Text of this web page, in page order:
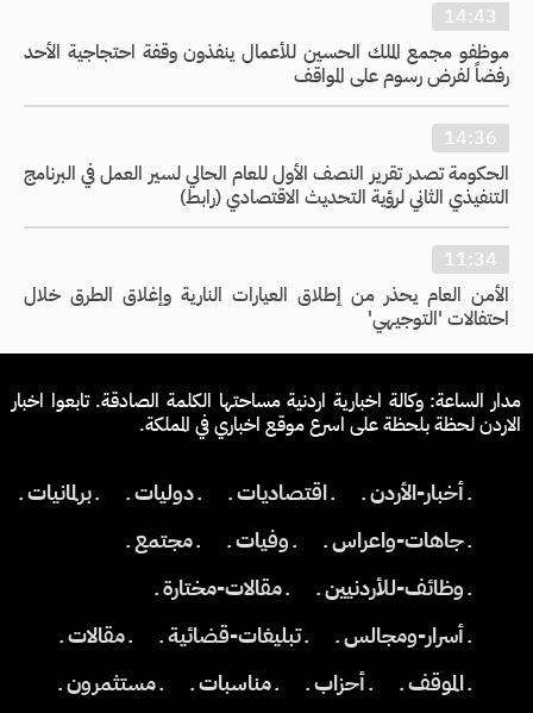
14:43
موظفو مجمع الملك الحسين للأعمال ينفذون وقفة احتجاجية الأحد
رفضاً لفرض رسوم على المواقف
14:36
الحكومة تصدر تقرير النصف الأول للعام الحالي لسير العمل في البرنامج
التنفيذي الثاني لرؤية التحديث الاقتصادي (رابط)
11:34
الأمن العام يحذر من إطلاق العيارات النارية وإغلاق الطرق خلال
احتفالات 'التوجيهي'
مدار الساعة: وكالة اخبارية اردنية مساحتها الكلمة الصادقة. تابعوا اخبار
الاردن لحظة بلحظة على اسرع موقع اخباري في المملكة.
ـ أخبار-الأردن ـ ـ اقتصاديات ـ ـ دوليات ـ
ـ برلمانيات ـ
ـ جاهات-واعراس ـ
ـ وفيات ـ
ـ مجتمع ـ
ـ وظائف-للأردنيين ـ
ـ مقالات-مختارة ـ
ـ أسرار-ومجالس ـ
ـ تبليغات-قضائية ـ
ـ مقالات ـ
ـ الموقف ـ
ـ أحزاب ـ ـ مناسبات ـ
ـ مستثمرون ـ